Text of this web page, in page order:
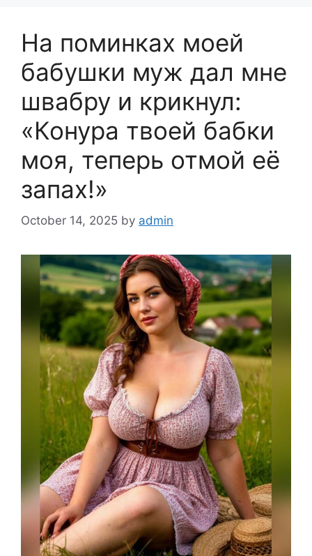
k
На поминках моей
бабушки муж дал мне
швабру и крикнул:
«Конура твоей бабки
моя, теперь отмой её
запах!»
October 14, 2025 by admin